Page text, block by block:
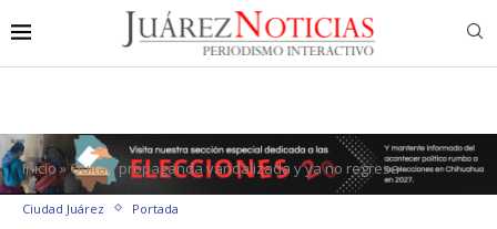
Inicio»Quitan propaganda vandalizada y ya no regresa
Ciudad Juárez Portada